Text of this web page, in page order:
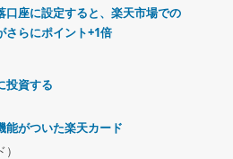
口座に設定すると、楽天市場での
さらにポイント+1倍
投資する
能がついた楽天カード